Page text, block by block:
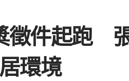
徵件起跑
環境